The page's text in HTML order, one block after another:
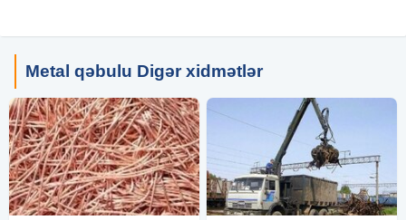
Metal qəbulu Digər xidmətlər